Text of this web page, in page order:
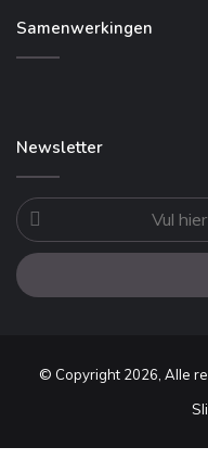
Samenwerkingen
Newsletter
Vul
hier
je
Email
adres
© Copyright 2026, Alle